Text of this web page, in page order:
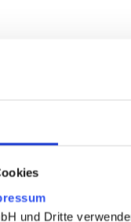
und Dritte
mit